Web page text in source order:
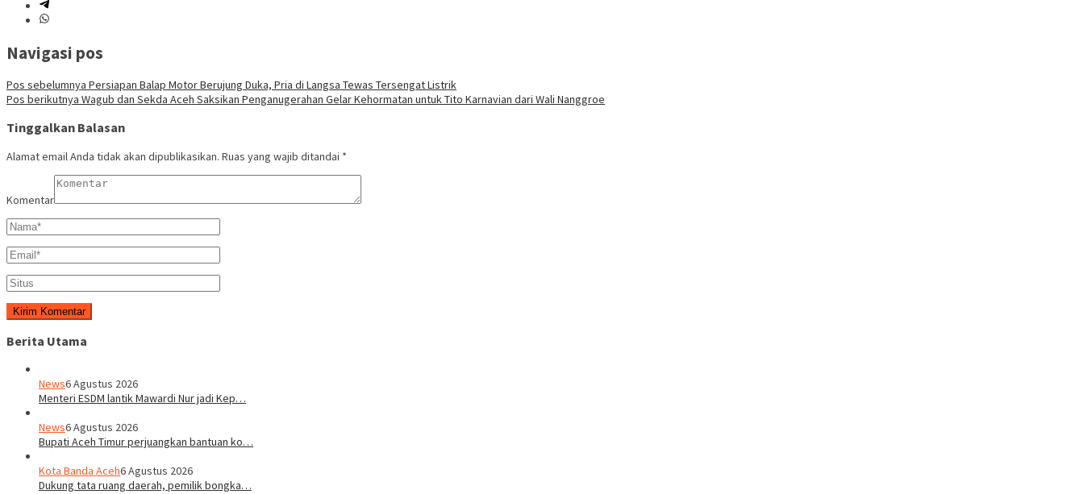
Navigasi pos
Pos sebelumnya Persiapan Balap Motor Berujung Duka, Pria di Langsa Tewas Tersengat Listrik
Pos berikutnya Wagub dan Sekda Aceh Saksikan Penganugerahan Gelar Kehormatan untuk Tito Karnavian dari Wali Nanggroe
Tinggalkan Balasan
Alamat email Anda tidak akan dipublikasikan. Ruas yang wajib ditandai *
Komentar
Berita Utama
News6 Agustus 2026
Menteri ESDM lantik Mawardi Nur jadi Kep…
News6 Agustus 2026
Bupati Aceh Timur perjuangkan bantuan ko…
Kota Banda Aceh6 Agustus 2026
Dukung tata ruang daerah, pemilik bongka…